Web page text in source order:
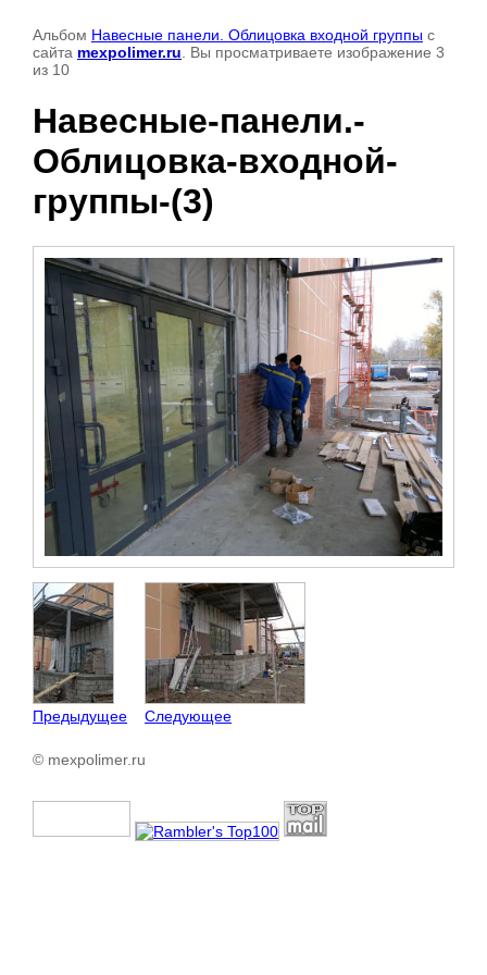
Альбом Навесные панели. Облицовка входной группы с
сайта mexpolimer.ru . Вы просматриваете изображение 3
из 10
Навесные-панели.-
Облицовка-входной-
группы-(3)
Предыдущее Следующее
© mexpolimer.ru